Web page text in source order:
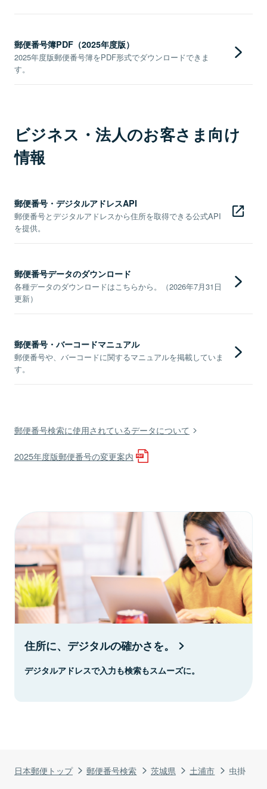
日本郵便トップ 郵便番号検索 茨城県 土浦市 虫掛
郵便番号簿PDF（2025年度版）
2025年度版郵便番号簿をPDF形式でダウンロードできま
す。
ビジネス・法人のお客さま向け
情報
郵便番号・デジタルアドレスAPI
郵便番号とデジタルアドレスから住所を取得できる公式API
を提供。
郵便番号データのダウンロード
各種データのダウンロードはこちらから。（2026年7月31日
更新）
郵便番号・バーコードマニュアル
郵便番号や、バーコードに関するマニュアルを掲載していま
す。
郵便番号検索に使用されているデータについて
2025年度版郵便番号の変更案内
住所に、デジタルの確かさを。
デジタルアドレスで入力も検索もスムーズに。